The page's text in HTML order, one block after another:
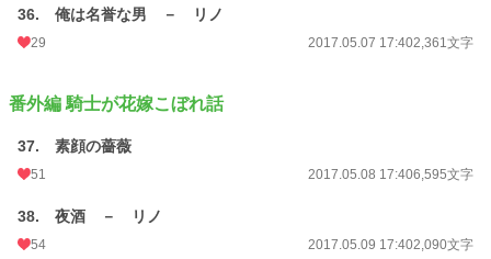
36. 俺は名誉な男 － リノ
29 2017.05.07 17:402,361文字
番外編 騎士が花嫁こぼれ話
37. 素顔の薔薇
51 2017.05.08 17:406,595文字
38. 夜酒 － リノ
54 2017.05.09 17:402,090文字